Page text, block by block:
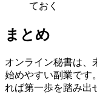
ておく
まとめ
オンライン秘書は、
始めやすい副業です
れば第一歩を踏み出